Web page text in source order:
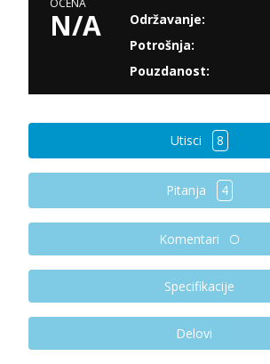
OCENA
N/A
Održavanje:
Potrošnja:
Pouzdanost:
Utisci 8
Pitanja 4
Komentari
Specifikacije
Delovi